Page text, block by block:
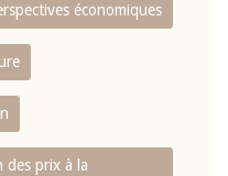
économiques
des prix à la